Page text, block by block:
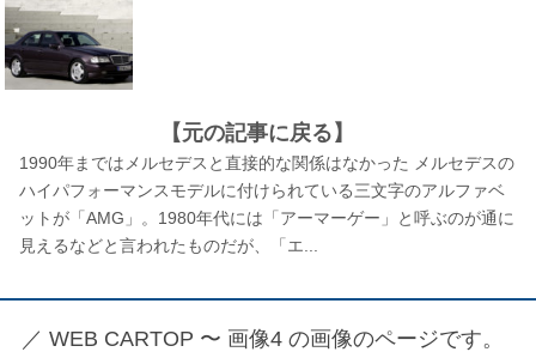
【元の記事に戻る】
1990年まではメルセデスと直接的な関係はなかった メルセデスの
ハイパフォーマンスモデルに付けられている三文字のアルファベ
ットが「AMG」。1980年代には「アーマーゲー」と呼ぶのが通に
見えるなどと言われたものだが、「エ...
／ WEB CARTOP 〜 画像4 の画像のページです。